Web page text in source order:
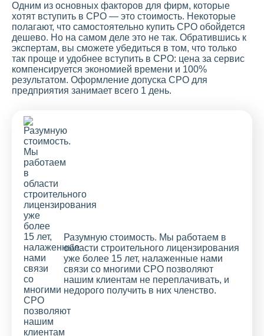
Одним из основных факторов для фирм, которые
хотят вступить в СРО — это стоимость. Некоторые
полагают, что самостоятельно купить СРО обойдется
дешево. Но на самом деле это не так. Обратившись к
экспертам, вы сможете убедиться в том, что только
так проще и удобнее вступить в СРО: цена за сервис
компенсируется экономией времени и 100%
результатом. Оформление допуска СРО для
предприятия занимает всего 1 день.
Разумную стоимость. Мы работаем в
области строительного лицензирования
уже более 15 лет, налаженные нами
связи со многими СРО позволяют
нашим клиентам не переплачивать, и
недорого получить в них членство.